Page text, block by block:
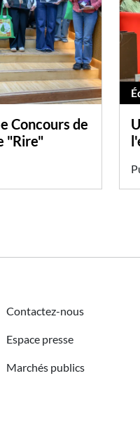
Concours de
"Rire"
de page
Contactez-nous
Espace presse
Marchés publics